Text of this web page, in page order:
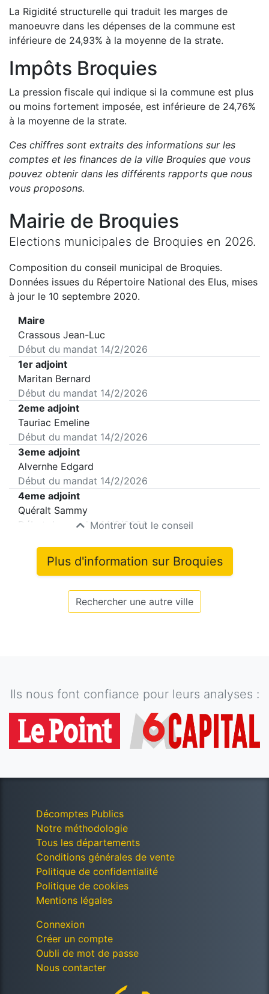
La Rigidité structurelle qui traduit les marges de
manoeuvre dans les dépenses de la commune est
inférieure de 24,93% à la moyenne de la strate.
Impôts Broquies
La pression fiscale qui indique si la commune est plus
ou moins fortement imposée, est inférieure de 24,76%
à la moyenne de la strate.
Ces chiffres sont extraits des informations sur les
comptes et les finances de la ville Broquies que vous
pouvez obtenir dans les différents rapports que nous
vous proposons.
Mairie de Broquies
Elections municipales de Broquies en 2026.
Composition du conseil municipal de Broquies.
Données issues du Répertoire National des Elus, mises
à jour le 10 septembre 2020.
Maire
Crassous Jean-Luc
Début du mandat 14/2/2026
1er adjoint
Maritan Bernard
Début du mandat 14/2/2026
2eme adjoint
Tauriac Emeline
Début du mandat 14/2/2026
3eme adjoint
Alvernhe Edgard
Début du mandat 14/2/2026
4eme adjoint
Quéralt Sammy
Début du mandat14/2/2026
Montrer tout le conseil
Plus d'information sur Broquies
Rechercher une autre ville
Ils nous font confiance pour leurs analyses :
Décomptes Publics
Notre méthodologie
Tous les départements
Conditions générales de vente
Politique de confidentialité
Politique de cookies
Mentions légales
Connexion
Créer un compte
Oubli de mot de passe
Nous contacter